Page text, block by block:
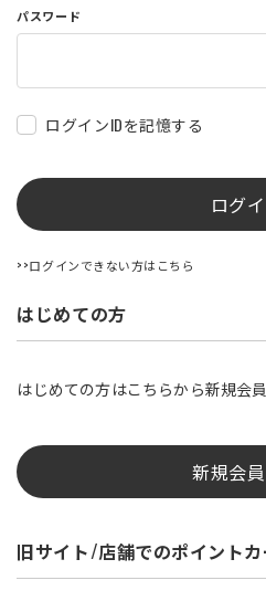
プライバシーポリシー
パスワード
ログインIDを記憶する
ログ
>>ログインできない方はこちら
はじめての方
はじめての方はこちらから新規会
新規会
旧サイト/店舗でのポイント